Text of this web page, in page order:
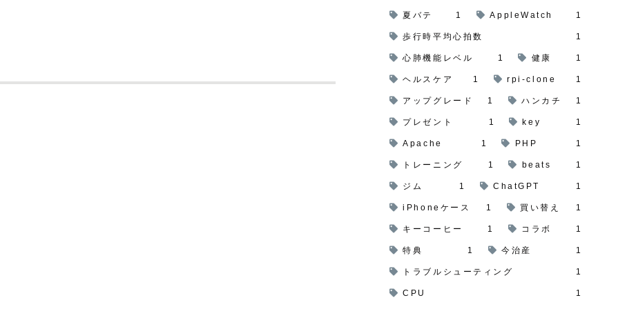
夏バテ 1 AppleWatch 1
歩行時平均心拍数 1
心肺機能レベル 1 健康 1
ヘルスケア 1 rpi-clone 1
アップグレード 1 ハンカチ 1
プレゼント 1 key 1
Apache 1 PHP 1
トレーニング 1 beats 1
ジム 1 ChatGPT 1
iPhoneケース 1 買い替え 1
キーコーヒー 1 コラボ 1
特典 1 今治産 1
トラブルシューティング 1
CPU 1